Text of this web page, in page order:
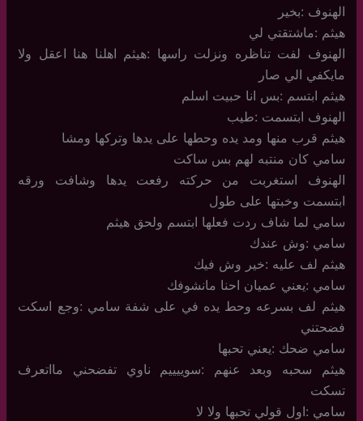
الهنوف :بخير
هيثم :ماشتقتي لي
الهنوف لفت تناظره ونزلت راسها :هيثم اهلنا هنا اعقل ولا
مايكفي الي صار
هيثم ابتسم :بس انا حبيت اسلم
الهنوف ابتسمت :طيب
هيثم قرب منها ومد يده وحطها على يدها وتركها ومشا
سامي كان منتبه لهم بس ساكت
الهنوف استغربت من حركته رفعت يدها وشافت ورقه
ابتسمت وخبتها على طول
سامي لما شاف ردت فعلها ابتسم ولحق هيثم
سامي :وش عندك
هيثم لف عليه :خير وش فيك
سامي :يعني عميان احنا مانشوفك
هيثم لف بسرعه وحط يده في على شفة سامي :وجع اسكت
فضحتني
سامي ضحك :يعني تحبها
هيثم سحبه وبعد عنهم :سوييييم ناوي تفضحني مااتعرف
تسكت
سامي :اول قولي تحبها ولا لا